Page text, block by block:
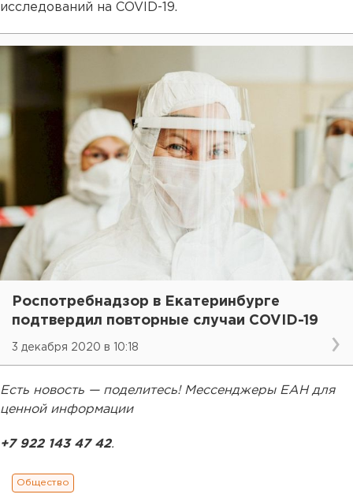
исследований на COVID-19.
Роспотребнадзор в Екатеринбурге
подтвердил повторные случаи COVID-19
3 декабря 2020 в 10:18
Есть новость — поделитесь! Мессенджеры ЕАН для
ценной информации
+7 922 143 47 42.
Общество